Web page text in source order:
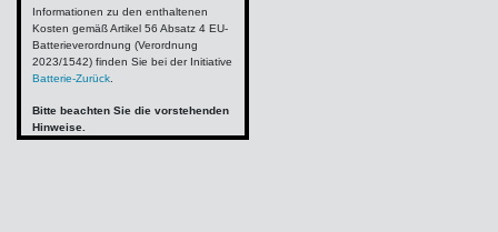
Informationen zu den enthaltenen
Kosten gemäß Artikel 56 Absatz 4 EU-
Batterieverordnung (Verordnung
2023/1542) finden Sie bei der Initiative
Batterie-Zurück
Bitte beachten Sie die vorstehenden
Hinweise.